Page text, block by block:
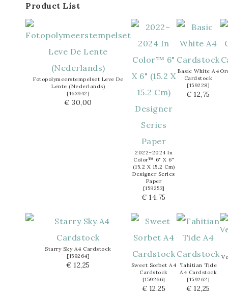
Product List
Fotopolymeerstempelset Leve De
Lente (Nederlands)
[163942]
€ 30,00
2022–2024 In
Color™ 6" X 6"
(15.2 X 15.2 Cm)
Designer Series
Paper
[159253]
€ 14,75
Basic White A4
Cardstock
[159228]
€ 12,75
Starry Sky A4 Cardstock
[159264]
€ 12,25
Sweet Sorbet A4
Cardstock
[159266]
€ 12,25
Tahitian Tide
A4 Cardstock
[159262]
€ 12,25